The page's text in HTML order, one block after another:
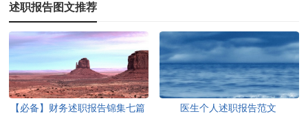
述职报告图文推荐
【必备】财务述职报告锦集七篇 医生个人述职报告范文